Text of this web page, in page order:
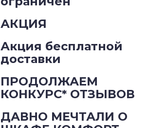
АКЦИЯ
Акция бесплатной
доставки
ПРОДОЛЖАЕМ
КОНКУРС* ОТЗЫВОВ
ДАВНО МЕЧТАЛИ О